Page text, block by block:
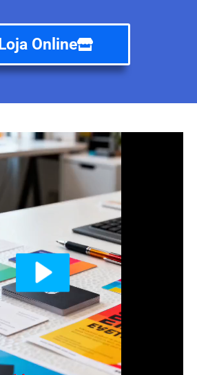
Loja Online